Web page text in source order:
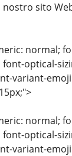
sito
normal;
optical-
variant-
normal;
optical-
variant-